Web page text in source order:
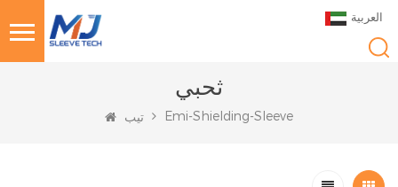
العربية
ثحبي
تيب Emi-Shielding-Sleeve